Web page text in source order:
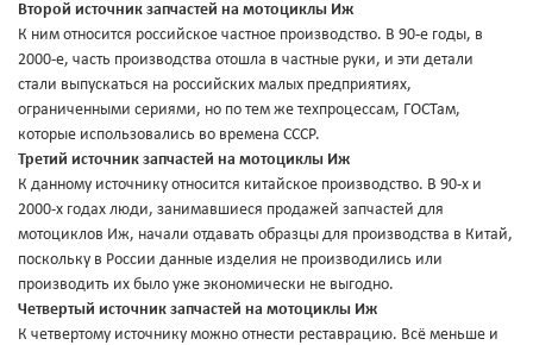
Второй источник запчастей на мотоциклы Иж
К ним относится российское частное производство. В 90-е годы, в
2000-е, часть производства отошла в частные руки, и эти детали
стали выпускаться на российских малых предприятиях,
ограниченными сериями, но по тем же техпроцессам, ГОСТам,
которые использовались во времена СССР.
Третий источник запчастей на мотоциклы Иж
К данному источнику относится китайское производство. В 90-х и
2000-х годах люди, занимавшиеся продажей запчастей для
мотоциклов Иж, начали отдавать образцы для производства в Китай,
поскольку в России данные изделия не производились или
производить их было уже экономически не выгодно.
Четвертый источник запчастей на мотоциклы Иж
К четвертому источнику можно отнести реставрацию. Всё меньше и